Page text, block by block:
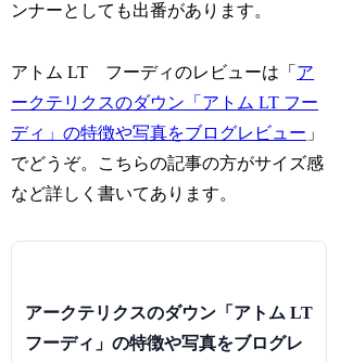
ンナーとしても出番があります。
アトム LT フーディのレビューは「 ア
ークテリクスのダウン「アトム LT フー
ディ」の特徴や写真をブログレビュー 」
でどうぞ。こちらの記事の方がサイズ感
など詳しく書いてあります。
アークテリクスのダウン「アトム LT
フーディ」の特徴や写真をブログレ